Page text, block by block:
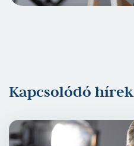
Kapcsolódó hírek